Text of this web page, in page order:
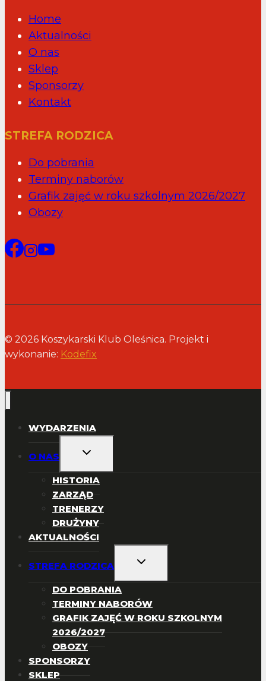
Home
Aktualności
O nas
Sklep
Sponsorzy
Kontakt
STREFA RODZICA
Do pobrania
Terminy naborów
Grafik zajęć w roku szkolnym 2026/2027
Obozy
© 2026 Koszykarski Klub Oleśnica. Projekt i
wykonanie: Kodefix
WYDARZENIA
O NAS
PRZEŁĄCZ
PODRZĘDNE
HISTORIA
ZARZĄD
TRENERZY
DRUŻYNY
AKTUALNOŚCI
STREFA RODZICA
PRZEŁĄCZ
PODRZĘDNE
DO POBRANIA
TERMINY NABORÓW
GRAFIK ZAJĘĆ W ROKU SZKOLNYM
2026/2027
OBOZY
SPONSORZY
SKLEP